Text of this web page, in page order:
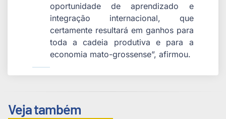
oportunidade de aprendizado e
integração internacional, que
certamente resultará em ganhos para
toda a cadeia produtiva e para a
economia mato-grossense”, afirmou.
Veja também